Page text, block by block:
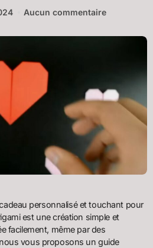
Aucun commentaire
est une création simple et
facilement, même par des
vous proposons un guide